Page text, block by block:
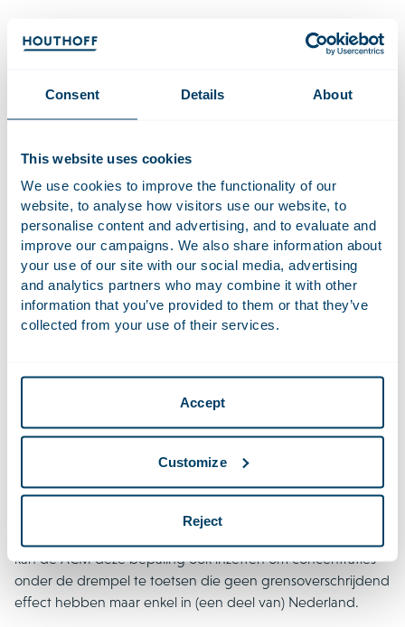
Consent Details About
This website uses cookies
We use cookies to improve the functionality of our
website, to analyse how visitors use our website, to
personalise content and advertising, and to evaluate and
improve our campaigns. We also share information about
your use of our site with our social media, advertising
and analytics partners who may combine it with other
information that you’ve provided to them or that they’ve
collected from your use of their services.
Accept
Customize
Reject
In de Nederlandse evenknie van deze bepaling – artikel 24
concentraties echter expliciet uitgesloten. De wetgever
de drempels), alsnog getoetst zouden kunnen worden aan
uitsluiting echter geschrapt. Daarmee wordt artikel 24 Mw in
lijn gebracht met de huidige uitleg van artikel 102 VWEU en
kan ook deze bepaling worden gebruikt om concentraties
onder de drempels te toetsen.
Deze wijziging versterkt het instrumentarium van de
Autoriteit Consument en Markt (ACM) om onderzoek te
VWEU). De ACM maakt inmiddels al gebruik van deze
mogelijkheid in haaronderzoeknaar de overname van
echter alleen van toepassing als er sprake is van een
zogenaamd grensoverschrijdend effect van de betreffende
gedraging. Artikel 24 Mw stelt (net als het kartelverbod van
kan de ACM deze bepaling ook inzetten om concentraties
onder de drempel te toetsen die geen grensoverschrijdend
effect hebben maar enkel in (een deel van) Nederland.